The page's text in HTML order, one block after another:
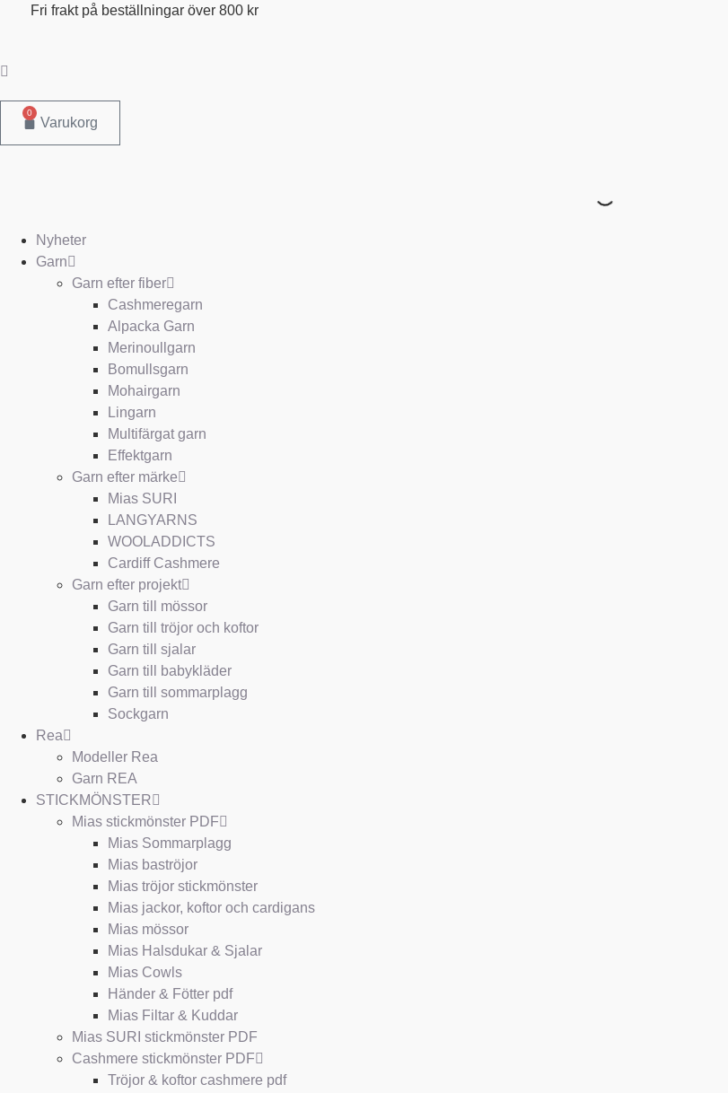
HoppaFri frakt på beställningar över 800 kr
0
Varukorg
Nyheter
Garn
Garn efter fiber
Cashmeregarn
Alpacka Garn
Merinoullgarn
Bomullsgarn
Mohairgarn
Lingarn
Multifärgat garn
Effektgarn
Garn efter märke
Mias SURI
LANGYARNS
WOOLADDICTS
Cardiff Cashmere
Garn efter projekt
Garn till mössor
Garn till tröjor och koftor
Garn till sjalar
Garn till babykläder
Garn till sommarplagg
Sockgarn
Rea
Modeller Rea
Garn REA
STICKMÖNSTER
Mias stickmönster PDF
Mias Sommarplagg
Mias baströjor
Mias tröjor stickmönster
Mias jackor, koftor och cardigans
Mias mössor
Mias Halsdukar & Sjalar
Mias Cowls
Händer & Fötter pdf
Mias Filtar & Kuddar
Mias SURI stickmönster PDF
Cashmere stickmönster PDF
Tröjor & koftor cashmere pdf